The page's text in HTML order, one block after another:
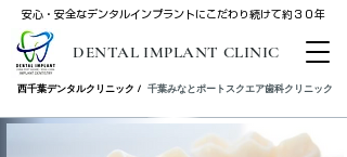
安心・安全なデンタルインプラントにこだわり続けて約３０年
DENTAL IMPLANT CLINIC
西千葉デンタルクリニック / 千葉みなと​ポートスクエア歯科クリニック